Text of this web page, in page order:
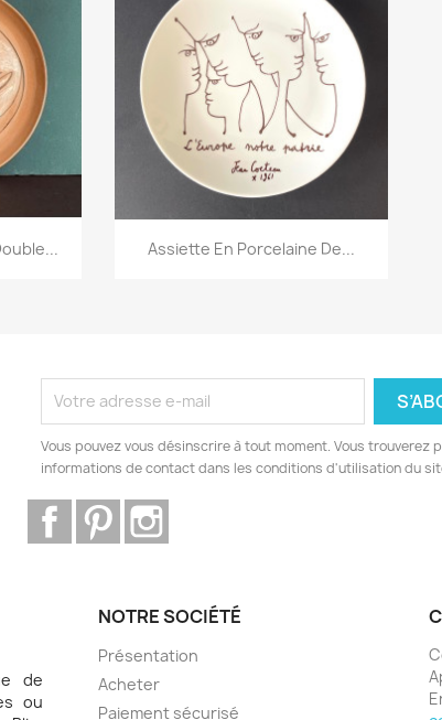
Aperçu rapide
Assiette En Porcelaine De...
Vous pouvez vous désinscrire à tout moment. Vous trouverez
informations de contact dans les conditions d'utilisation du
FacebookPinterest
de
ou
NOTRE SOCIÉTÉ
Présentation
Acheter
Paiement sécurisé